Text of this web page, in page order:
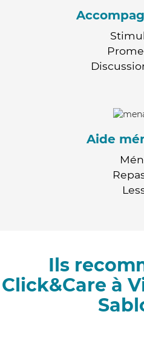
Aide
Ils
Click&Care à